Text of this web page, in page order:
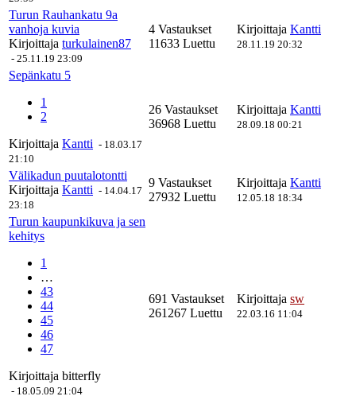
Turun Rauhankatu 9a
vanhoja kuvia
Kirjoittaja turkulainen87
- 25.11.19 23:09
4 Vastaukset
11633 Luettu
Kirjoittaja Kantti
28.11.19 20:32
Sepänkatu 5
1
2
Kirjoittaja Kantti - 18.03.17
21:10
26 Vastaukset
36968 Luettu
Kirjoittaja Kantti
28.09.18 00:21
Välikadun puutalotontti
Kirjoittaja Kantti - 14.04.17
23:18
9 Vastaukset
27932 Luettu
Kirjoittaja Kantti
12.05.18 18:34
Turun kaupunkikuva ja sen
kehitys
1
…
43
44
45
46
47
Kirjoittaja bitterfly
- 18.05.09 21:04
691 Vastaukset
261267 Luettu
Kirjoittaja sw
22.03.16 11:04